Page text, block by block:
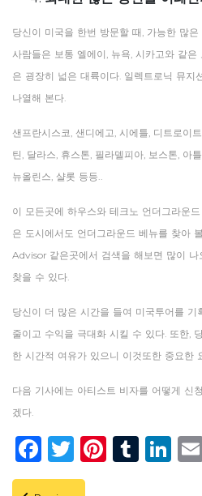
당신이 미국을 한번 방문할 때, 가능한 많은
사람들은 보통 엘에이 , 뉴욕, 시카고와 같은
은 굉장히 넓은 대륙이다. 일렉트로닉 뮤지
나열해 본다.
샌프란시스코, 샌디에고, 시에틀, 디트로이트
틴 , 달라스, 휴스톤, 필라델피아, 보스톤, 아
뉴올린스, 샬롯 등등..
이 모든곳에 하우스와 테크노 언더그라운드
은 도시에서도 언더그라운드 베뉴를 찾아 볼
Advisor 같은곳에서 검색을 해보면 많이 나
찾을 수 있다.
당신이 더 많은 시간을 들여 미국투어를 기
줄이고 수익을 극대화 시킬 수 있다. 또한,
한 시간적 여유가 있으니 이것또한 중요한
다음 기사에는 아티스트 비자를 어떻게 신
겠다.
FacebookTwitter Pinterest Tumblr